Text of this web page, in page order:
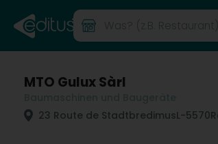
MTO Gulux Sàrl
23 Route de StadtbredimusL-5570